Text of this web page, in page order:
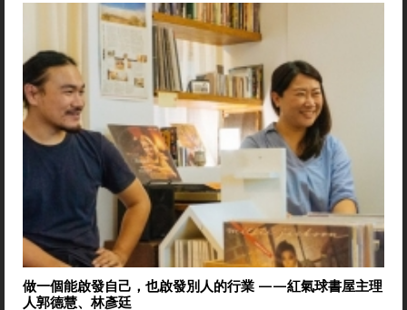
做一個能啟發自己，也啟發別人的行業 ——紅氣球書屋主理
人郭德慧、林彥廷